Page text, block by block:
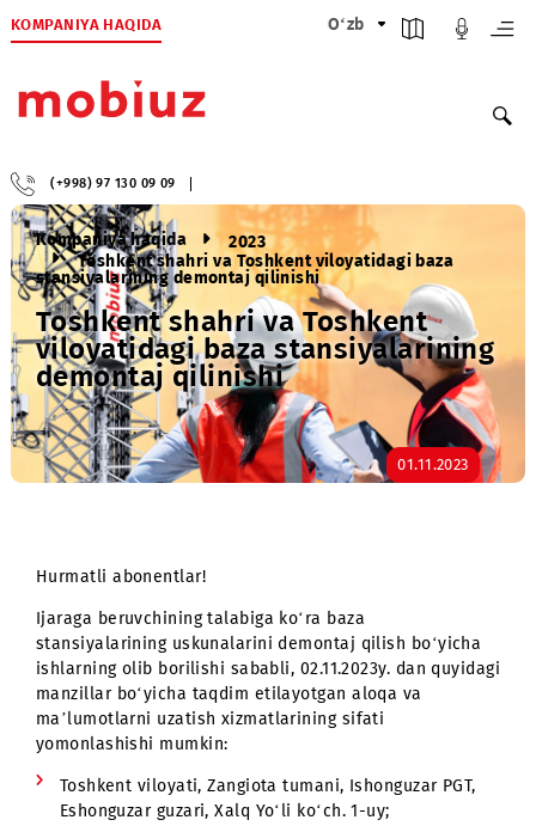
KOMPANIYA HAQIDA O‘zb
(+998) 97 130 09 09
Kompaniya haqida
2023
Toshkent shahri va Toshkent viloyatidagi baza
stansiyalarining demontaj qilinishi
Toshkent shahri va Toshkent
viloyatidagi baza
demontaj qilinishi
Hurmatli abonentlar!
Ijaraga beruvchining talabiga ko‘ra baza
stansiyalarining uskunalarini demontaj qilish bo‘yicha
ishlarning olib borilishi sababli, 02.11.2023y. dan
manzillar bo‘yicha taqdim etilayotgan aloqa va
ma’lumotlarni uzatish xizmatlarining sifati